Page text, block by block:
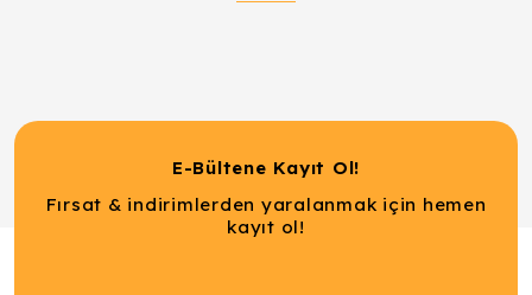
E-Bültene Kayıt Ol!
Fırsat & indirimlerden yaralanmak için hemen
kayıt ol!